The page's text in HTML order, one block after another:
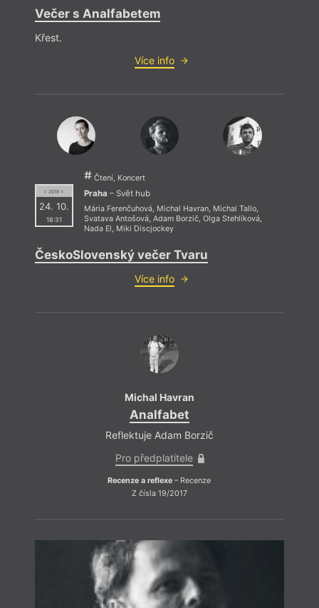
Večer s Analfabetem
Křest.
Více info
= 2018 =
24. 10.
18:31
Čtení, Koncert
Praha – Svět hub
Mária Ferenčuhová, Michal Havran, Michal Tallo,
Svatava Antošová, Adam Borzič, Olga Stehlíková,
Nada El, Miki Discjockey
ČeskoSlovenský večer Tvaru
Více info
Michal Havran
Analfabet
Reflektuje Adam Borzič
Pro předplatitele
Recenze a reflexe – Recenze
Z čísla 19/2017